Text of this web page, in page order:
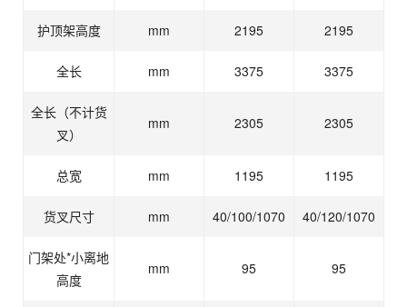
护顶架高度 mm 2195 2195
全长 mm 3375 3375
全长（不计货
叉）
mm 2305 2305
总宽 mm 1195 1195
货叉尺寸 mm 40/100/1070 40/120/1070
门架处*小离地
高度
mm 95 95